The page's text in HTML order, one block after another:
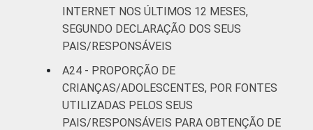
INTERNET NOS ÚLTIMOS 12 MESES,
SEGUNDO DECLARAÇÃO DOS SEUS
PAIS/RESPONSÁVEIS
A24 - PROPORÇÃO DE
CRIANÇAS/ADOLESCENTES, POR FONTES
UTILIZADAS PELOS SEUS
PAIS/RESPONSÁVEIS PARA OBTENÇÃO DE